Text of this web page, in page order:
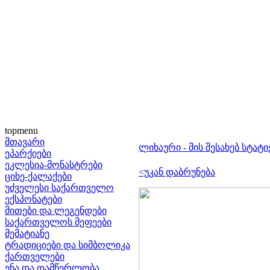
topmenu
მთავარი
ეპარქიები
ეკლესია-მონასტრები
ციხე-ქალაქები
უძველესი საქართველო
ექსპონატები
მითები და ლეგენდები
საქართველოს მეფეები
მემატიანე
ტრადიციები და სიმბოლიკა
ქართველები
ენა და დამწერლობა
ლიხაური - მის შესახებ
<უკან დაბრუნება